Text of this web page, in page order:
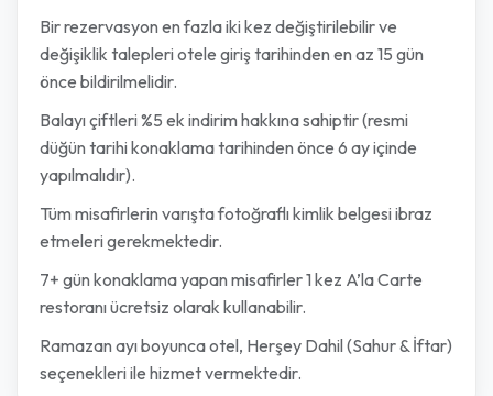
Bir rezervasyon en fazla iki kez değiştirilebilir ve
değişiklik talepleri otele giriş tarihinden en az 15 gün
önce bildirilmelidir.
Balayı çiftleri %5 ek indirim hakkına sahiptir (resmi
düğün tarihi konaklama tarihinden önce 6 ay içinde
yapılmalıdır).
Tüm misafirlerin varışta fotoğraflı kimlik belgesi ibraz
etmeleri gerekmektedir.
7+ gün konaklama yapan misafirler 1 kez A’la Carte
restoranı ücretsiz olarak kullanabilir.
Ramazan ayı boyunca otel, Herşey Dahil (Sahur & İftar)
seçenekleri ile hizmet vermektedir.